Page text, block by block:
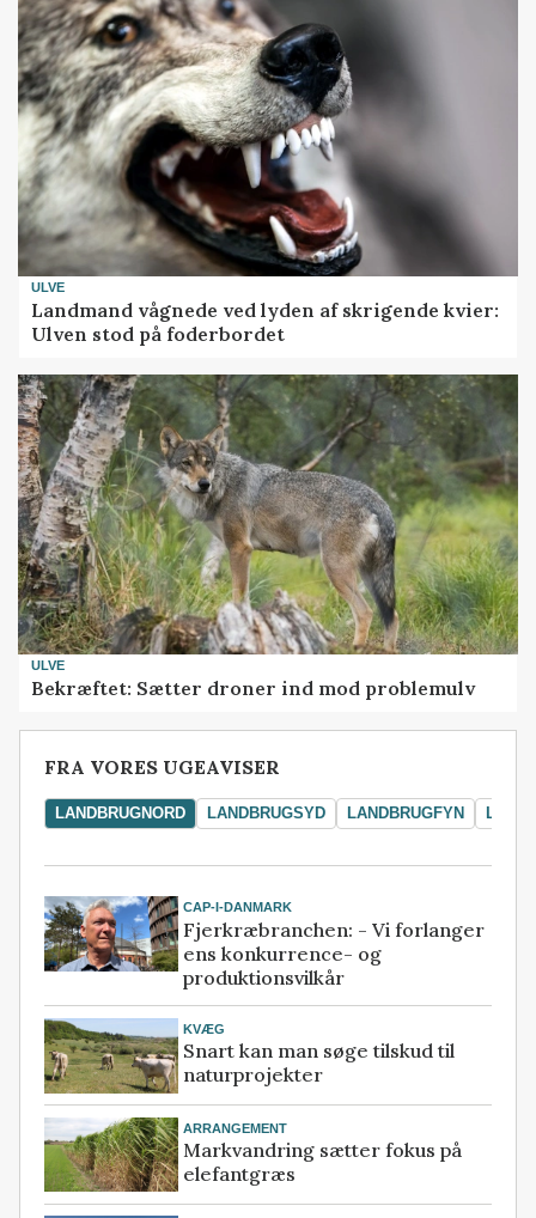
ULVE
Landmand vågnede ved lyden af skrigende kvier:
Ulven stod på foderbordet
ULVE
Bekræftet: Sætter droner ind mod problemulv
FRA VORES UGEAVISER
LANDBRUGNORD LANDBRUGSYD LANDBRUGFYN
CAP-I-DANMARK
Fjerkræbranchen: - Vi forlanger
ens konkurrence- og
produktionsvilkår
KVÆG
Snart kan man søge tilskud til
naturprojekter
ARRANGEMENT
Markvandring sætter fokus på
elefantgræs